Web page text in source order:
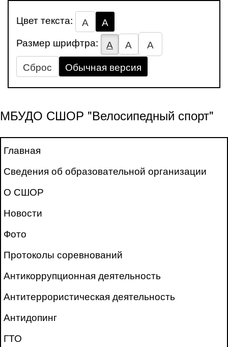
Цвет текста: А
А
Размер шрифтра:
А А
А
Сброс
Обычная версия
МБУДО СШОР "Велосипедный спорт"
Главная
Сведения об образовательной организации
О СШОР
Новости
Фото
Протоколы соревнований
Антикоррупционная деятельность
Антитеррористическая деятельность
Антидопинг
ГТО